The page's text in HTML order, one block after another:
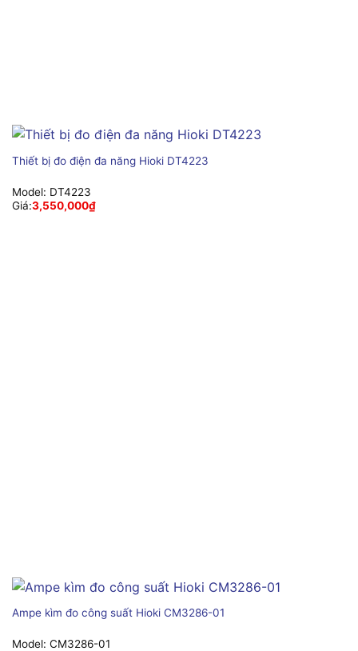
Thiết bị đo điện đa năng Hioki DT4223
Model: DT4223
Giá:3,550,000₫
Ampe kìm đo công suất Hioki CM3286-01
Model: CM3286-01